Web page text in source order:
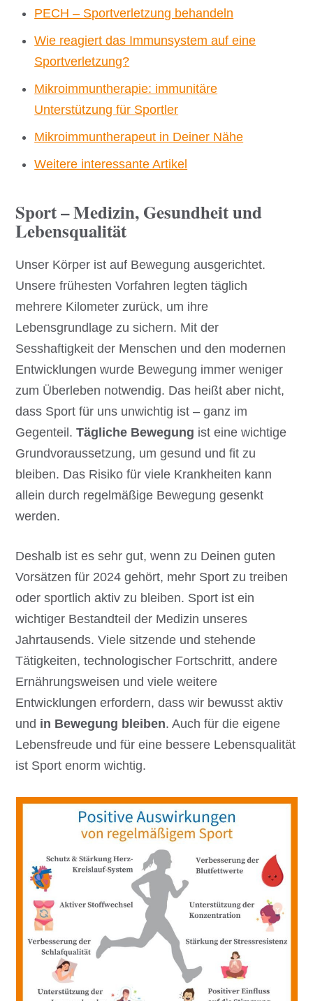
PECH – Sportverletzung behandeln
Wie reagiert das Immunsystem auf eine
Sportverletzung?
Mikroimmuntherapie: immunitäre
Unterstützung für Sportler
Mikroimmuntherapeut in Deiner Nähe
Weitere interessante Artikel
Sport – Medizin, Gesundheit und
Lebensqualität
Unser Körper ist auf Bewegung ausgerichtet.
Unsere frühesten Vorfahren legten täglich
mehrere Kilometer zurück, um ihre
Lebensgrundlage zu sichern. Mit der
Sesshaftigkeit der Menschen und den modernen
Entwicklungen wurde Bewegung immer weniger
zum Überleben notwendig. Das heißt aber nicht,
dass Sport für uns unwichtig ist – ganz im
Gegenteil.Tägliche Bewegung ist eine wichtige
Grundvoraussetzung, um gesund und fit zu
bleiben. Das Risiko für viele Krankheiten kann
allein durch regelmäßige Bewegung gesenkt
werden.
Deshalb ist es sehr gut, wenn zu Deinen guten
Vorsätzen für 2024 gehört, mehr Sport zu treiben
oder sportlich aktiv zu bleiben. Sport ist ein
wichtiger Bestandteil der Medizin unseres
Jahrtausends. Viele sitzende und stehende
Tätigkeiten, technologischer Fortschritt, andere
Ernährungsweisen und viele weitere
Entwicklungen erfordern, dass wir bewusst aktiv
und in Bewegung bleiben. Auch für die eigene
Lebensfreude und für eine bessere Lebensqualität
ist Sport enorm wichtig.